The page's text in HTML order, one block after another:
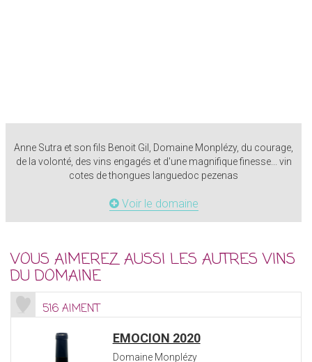
Anne Sutra et son fils Benoit Gil, Domaine Monplézy, du courage,
de la volonté, des vins engagés et d'une magnifique finesse... vin
cotes de thongues languedoc pezenas
Voir le domaine
VOUS AIMEREZ AUSSI LES AUTRES VINS
DU DOMAINE
516 AIMENT
EMOCION 2020
Domaine Monplézy